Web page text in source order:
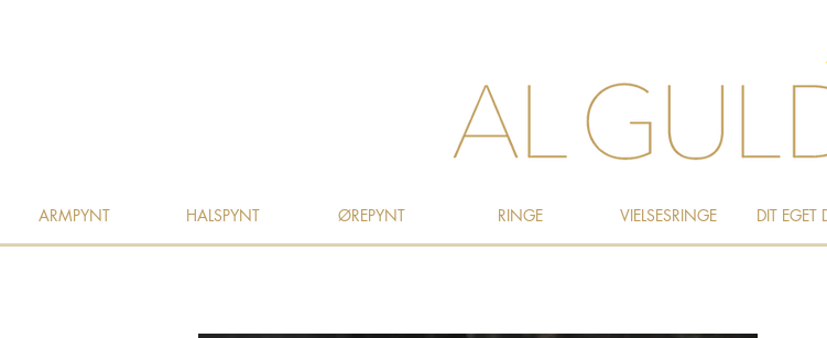
ARMPYNT HALSPYNT ØREPYNT RINGE VIELSESRINGE DIT EGET